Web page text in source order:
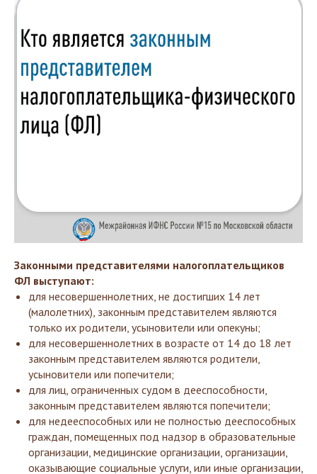
Законными представителями налогоплательщиков
ФЛ выступают:
для несовершеннолетних, не достигших 14 лет
(малолетних), законным представителем являются
только их родители, усыновители или опекуны;
для несовершеннолетних в возрасте от 14 до 18 лет
законным представителем являются родители,
усыновители или попечители;
для лиц, ограниченных судом в дееспособности,
законным представителем являются попечители;
для недееспособных или не полностью дееспособных
граждан, помещенных под надзор в образовательные
организации, медицинские организации, организации,
оказывающие социальные услуги, или иные организации,